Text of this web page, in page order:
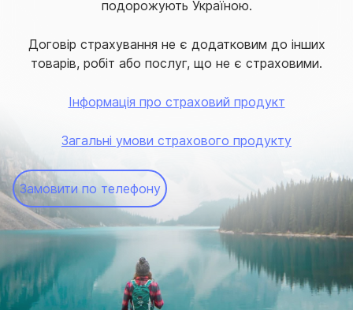
подорожують Україною.
Договір страхування не є додатковим до інших
товарів, робіт або послуг, що не є страховими.
Інформація про страховий продукт
Загальні умови страхового продукту
Замовити по телефону